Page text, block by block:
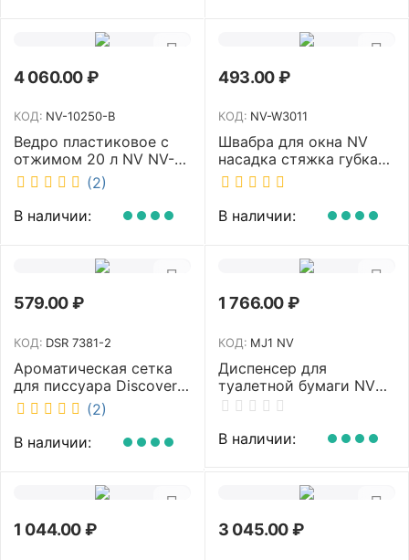
4 060.00₽
КОД: NV-10250-B
Ведро пластиковое с
отжимом 20 л NV NV-
10250-B
(2)
В наличии:
493.00₽
КОД: NV-W3011
Швабра для окна NV
насадка стяжка губка
30 см телескопическая
рукоятка 70-110 см NV-
W3011
В наличии:
579.00₽
КОД: DSR 7381-2
Ароматическая сетка
для писсуара Discover
аромат Queen DSR
7381-2
(2)
В наличии:
1 766.00₽
КОД: MJ1 NV
Диспенсер для
туалетной бумаги NV
белый MJ1 NV
В наличии:
1 044.00₽ 3 045.00₽